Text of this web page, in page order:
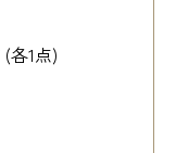
各1点)